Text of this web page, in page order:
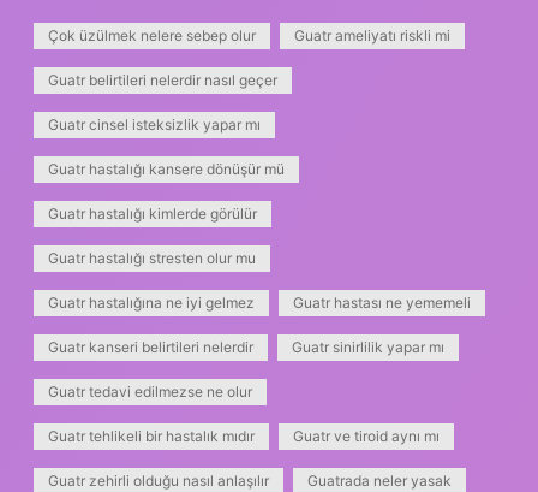
Çok üzülmek nelere sebep olur Guatr ameliyatı riskli mi
Guatr belirtileri nelerdir nasıl geçer
Guatr cinsel isteksizlik yapar mı
Guatr hastalığı kansere dönüşür mü
Guatr hastalığı kimlerde görülür
Guatr hastalığı stresten olur mu
Guatr hastalığına ne iyi gelmez Guatr hastası ne yememeli
Guatr kanseri belirtileri nelerdir Guatr sinirlilik yapar mı
Guatr tedavi edilmezse ne olur
Guatr tehlikeli bir hastalık mıdır Guatr ve tiroid aynı mı
Guatr zehirli olduğu nasıl anlaşılır Guatrada neler yasak